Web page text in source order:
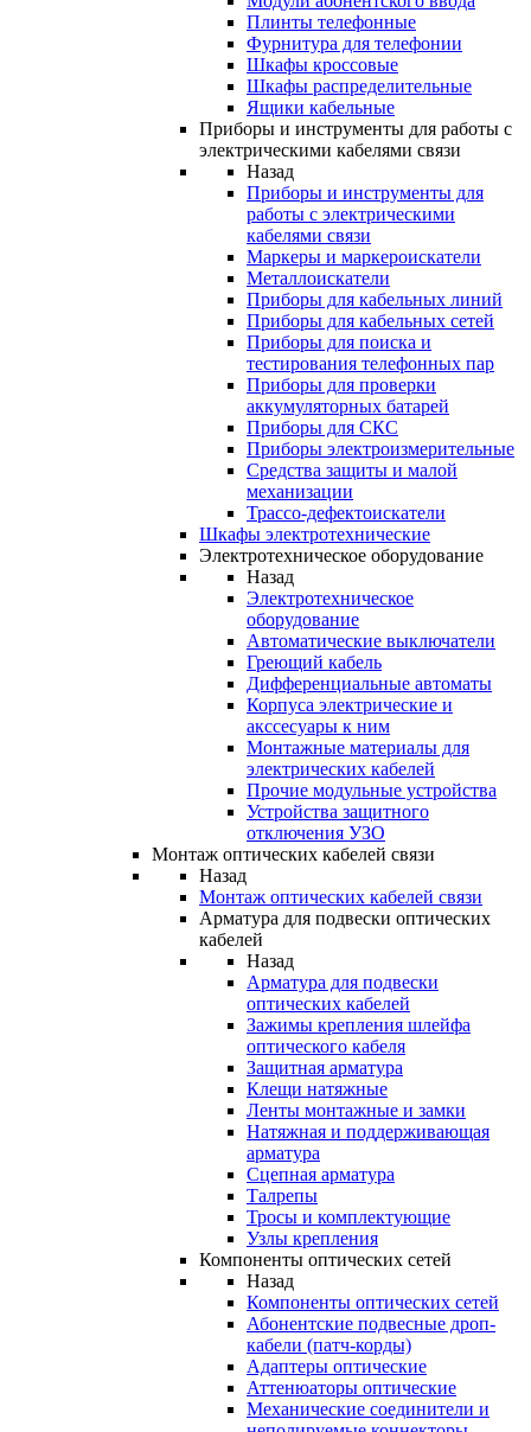
Плинты телефонные
Фурнитура для телефонии
Шкафы кроссовые
Шкафы распределительные
Ящики кабельные
Приборы и инструменты для работы с
электрическими кабелями связи
Назад
Приборы и инструменты для
работы с электрическими
кабелями связи
Маркеры и маркероискатели
Металлоискатели
Приборы для кабельных линий
Приборы для кабельных сетей
Приборы для поиска и
тестирования телефонных пар
Приборы для проверки
аккумуляторных батарей
Приборы для СКС
Приборы электроизмерительные
Средства защиты и малой
механизации
Трассо-дефектоискатели
Шкафы электротехнические
Электротехническое оборудование
Назад
Электротехническое
оборудование
Автоматические выключатели
Греющий кабель
Дифференциальные автоматы
Корпуса электрические и
акссесуары к ним
Монтажные материалы для
электрических кабелей
Прочие модульные устройства
Устройства защитного
отключения УЗО
Монтаж оптических кабелей связи
Назад
Монтаж оптических кабелей связи
Арматура для подвески оптических
кабелей
Назад
Арматура для подвески
оптических кабелей
Зажимы крепления шлейфа
оптического кабеля
Защитная арматура
Клещи натяжные
Ленты монтажные и замки
Натяжная и поддерживающая
арматура
Сцепная арматура
Талрепы
Тросы и комплектующие
Узлы крепления
Компоненты оптических сетей
Назад
Компоненты оптических сетей
Абонентские подвесные дроп-
кабели (патч-корды)
Адаптеры оптические
Аттенюаторы оптические
Механические соединители и